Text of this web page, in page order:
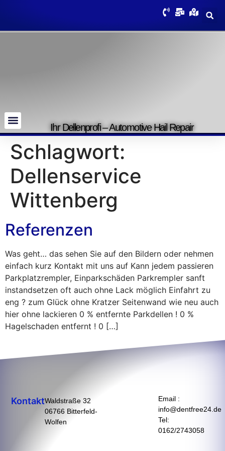
Ihr Dellenprofi – Automotive Hail Repair
Schlagwort:
Dellenservice
Wittenberg
Referenzen
Was geht… das sehen Sie auf den Bildern oder nehmen
einfach kurz Kontakt mit uns auf Kann jedem passieren
Parkplatzrempler, Einparkschäden Parkrempler sanft
instandsetzen oft auch ohne Lack möglich Einfahrt zu
eng ? zum Glück ohne Kratzer Seitenwand wie neu auch
hier ohne lackieren 0 % entfernte Parkdellen ! 0 %
Hagelschaden entfernt ! 0 […]
KontaktWaldstraße 32
06766 Bitterfeld-
Wolfen
Email :
info@dentfree24.de
Tel:
0162/2743058